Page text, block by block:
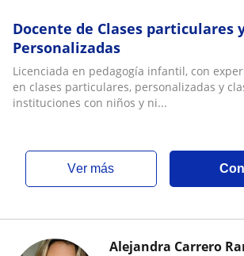
Docente de Clases particulares
Personalizadas
Licenciada en pedagogía infantil, con
en clases particulares, personalizadas y
instituciones con niños y ni...
ver más
Alejandra Carrero